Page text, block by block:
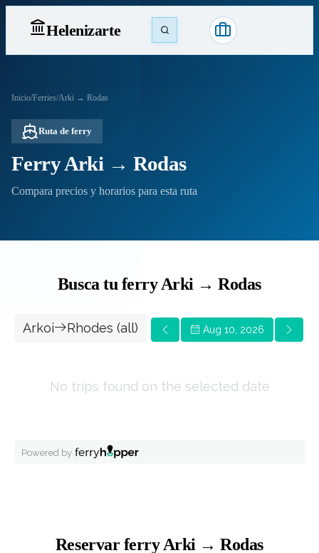
Helenizarte
Inicio/Ferries/Arki → Rodas
Ruta de ferry
Ferry Arki → Rodas
Compara precios y horarios para esta ruta
Busca tu ferry Arki → Rodas
Reservar ferry Arki → Rodas